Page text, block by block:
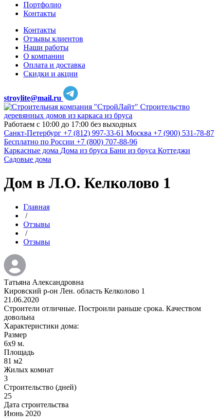
Портфолио
Контакты
Контакты
Отзывы клиентов
Наши работы
О компании
Оплата и доставка
Скидки и акции
stroylite@mail.ru
Строительство
деревянных домов из каркаса из бруса
Работаем с 10:00 до 17:00 без выходных
Санкт-Петербург +7 (812) 997-33-61 Москва +7 (900) 531-78-87
Бесплатно по России +7 (800) 707-88-96
Каркасные дома Дома из бруса Бани из бруса Коттеджи
Садовые дома
Дом в Л.О. Келколово 1
Главная
/
Отзывы
/
Отзывы
Татьяна Александровна
Кировский р-он Лен. область Келколово 1
21.06.2020
Строители отличные. Построили раньше срока. Качеством
довольна
Характеристики дома:
Размер
6х9 м.
Площадь
81 м2
Жилых комнат
3
Строительство (дней)
25
Дата строительства
Июнь 2020